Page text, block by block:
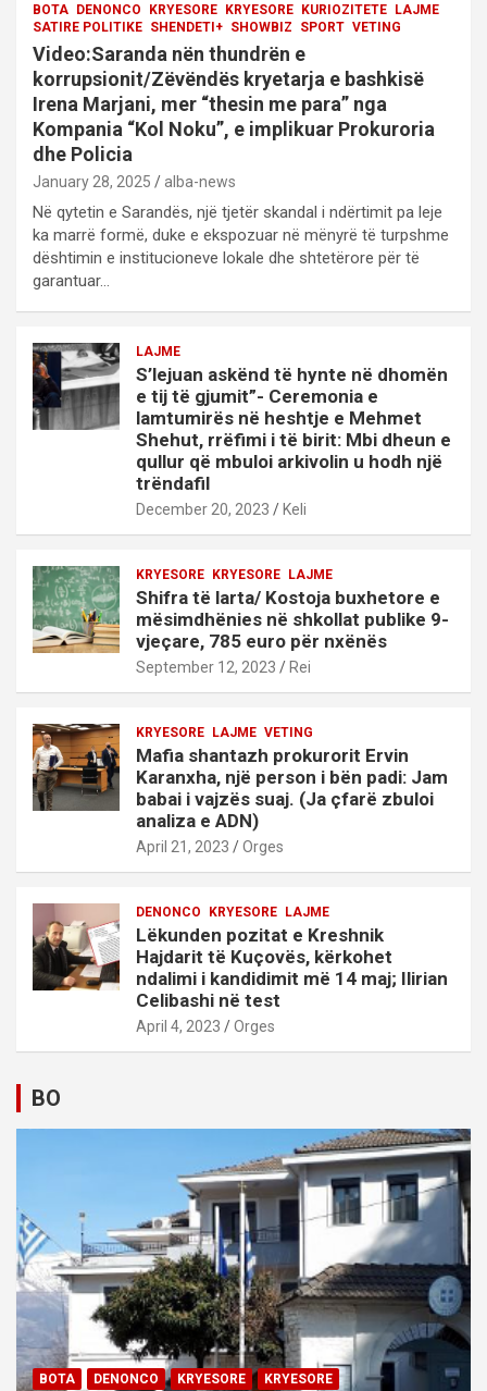
BOTA DENONCO KRYESORE KRYESORE KURIOZITETE LAJME
SATIRE POLITIKE SHENDETI+ SHOWBIZ SPORT VETING
Video:Saranda nën thundrën e
korrupsionit/Zëvëndës kryetarja e bashkisë
Irena Marjani, mer “thesin me para” nga
Kompania “Kol Noku”, e implikuar Prokuroria
dhe Policia
January 28, 2025 alba-news
Në qytetin e Sarandës, një tjetër skandal i ndërtimit pa leje
ka marrë formë, duke e ekspozuar në mënyrë të turpshme
dështimin e institucioneve lokale dhe shtetërore për të
garantuar…
LAJME
S’lejuan askënd të hynte në dhomën
e tij të gjumit”- Ceremonia e
lamtumirës në heshtje e Mehmet
Shehut, rrëfimi i të birit: Mbi dheun e
qullur që mbuloi arkivolin u hodh një
trëndafil
December 20, 2023 Keli
KRYESORE KRYESORE LAJME
Shifra të larta/ Kostoja buxhetore e
mësimdhënies në shkollat publike 9-
vjeçare, 785 euro për nxënës
September 12, 2023 Rei
KRYESORE LAJME VETING
Mafia shantazh prokurorit Ervin
Karanxha, një person i bën padi: Jam
babai i vajzës suaj. (Ja çfarë zbuloi
analiza e ADN)
April 21, 2023 Orges
DENONCO KRYESORE LAJME
Lëkunden pozitat e Kreshnik
Hajdarit të Kuçovës, kërkohet
ndalimi i kandidimit më 14 maj; Ilirian
Celibashi në test
April 4, 2023 Orges
BO
BOTA DENONCO KRYESORE KRYESORE